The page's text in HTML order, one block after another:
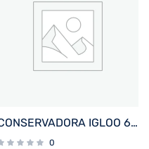
CONSERVADORA IGLOO 6 LITROS RETRO LITTLE PLAYMATE JADE 32708
0